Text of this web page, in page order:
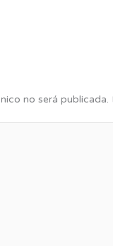
no será publicada.